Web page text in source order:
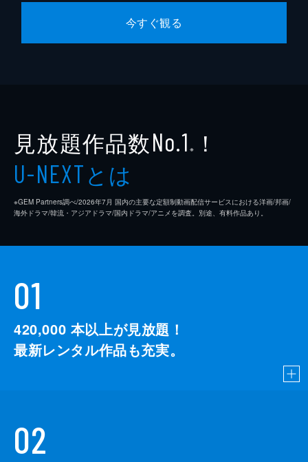
今すぐ観る
見放題作品数No.1 ※ ！
U-NEXTとは
※GEM Partners調べ/2026年7⽉ 国内の主要な定額制動画配信サービスにおける洋画/邦画/
海外ドラマ/韓流・アジアドラマ/国内ドラマ/アニメを調査。別途、有料作品あり。
01
420,000 本以上が見放題！
最新レンタル作品も充実。
02